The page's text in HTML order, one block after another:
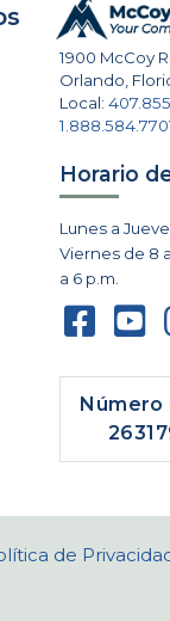
1900 McCoy
Orlando
Local:
Horario
Lunes a
Viernes de 8
a 6 p.m.
Número
de